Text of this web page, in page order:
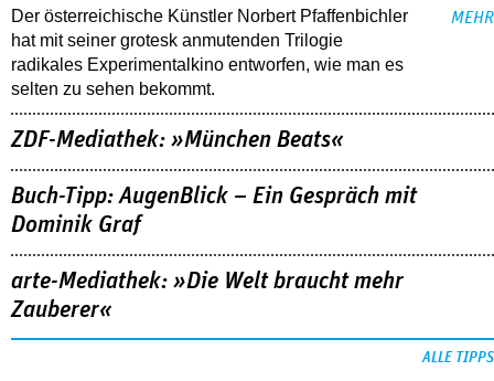
Der österreichische Künstler Norbert Pfaffenbichler
hat mit seiner grotesk anmutenden Trilogie
radikales Experimentalkino entworfen, wie man es
selten zu sehen bekommt.
MEHR
ZDF-Mediathek: »München Beats«
Buch-Tipp: AugenBlick – Ein Gespräch mit
Dominik Graf
arte-Mediathek: »Die Welt braucht mehr
Zauberer«
ALLE TIPPS